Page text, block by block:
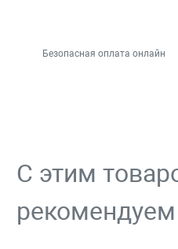
Безопасная оплата онлайн
С этим
рекомендуем